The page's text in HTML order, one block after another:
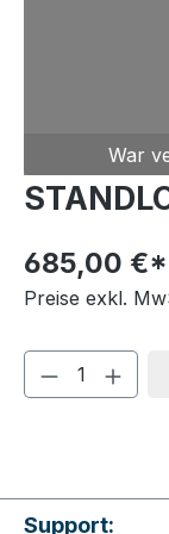
War
685,00 €*
Preise exkl.
Support: